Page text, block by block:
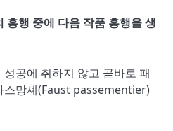
흥행 중에 다음 작품 흥행을 생
공에 취하지 않고 곧바로 패
스망셰(Faust passementier)